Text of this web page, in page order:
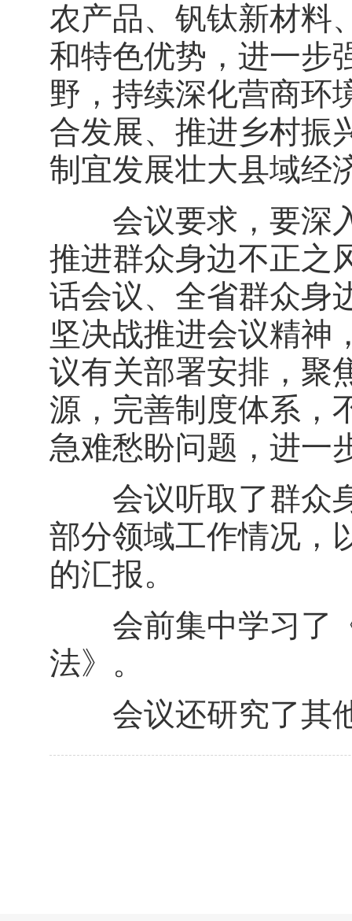
农产品、钒钛新材料
和特色优势，进一步
野，持续深化营商环
合发展、推进乡村振
制宜发展壮大县域经
会议要求，要深入
推进群众身边不正之
话会议、全省群众身
坚决战推进会议精神
议有关部署安排，聚
源，完善制度体系，
急难愁盼问题，进一
会议听取了群众身
部分领域工作情况，
的汇报。
会前集中学习了《
法》。
会议还研究了